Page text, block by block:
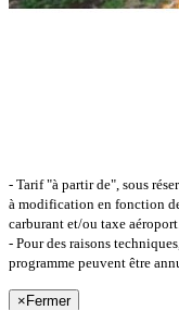
- Tarif "à partir de", sous
à modification en fonction
carburant et/ou taxe aéroport.
- Pour des raisons
programme peuvent être
×Fermer